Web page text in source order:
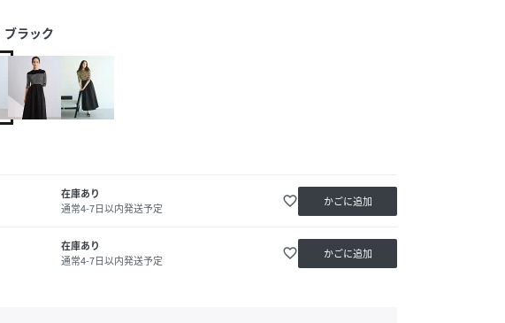
ブラック
在庫あり
通常4-7日以内発送予定
favorite_border かごに追加
在庫あり
通常4-7日以内発送予定
favorite_border かごに追加